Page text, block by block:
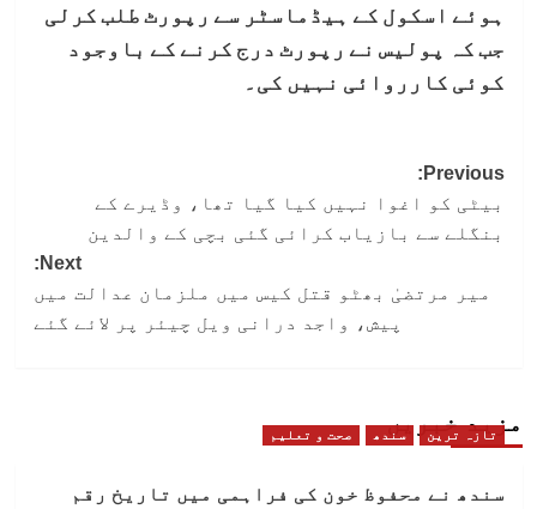
ہوئے اسکول کے ہیڈماسٹر سے رپورٹ طلب کرلی
جب کہ پولیس نے رپورٹ درج کرنے کے باوجود
کوئی کارروائی نہیں کی۔
Post
navigation
Previous:
بیٹی کو اغوا نہیں کیا گیا تھا، وڈیرے کے
بنگلے سے بازیاب کرائی گئی بچی کے والدین
Next:
میر مرتضیٰ بھٹو قتل کیس میں ملزمان عدالت میں
پیش، واجد درانی ویل چیئر پر لائے گئے
مزید خبریں
تازہ ترین سندھ صحت و تعلیم
سندھ نے محفوظ خون کی فراہمی میں تاریخ رقم